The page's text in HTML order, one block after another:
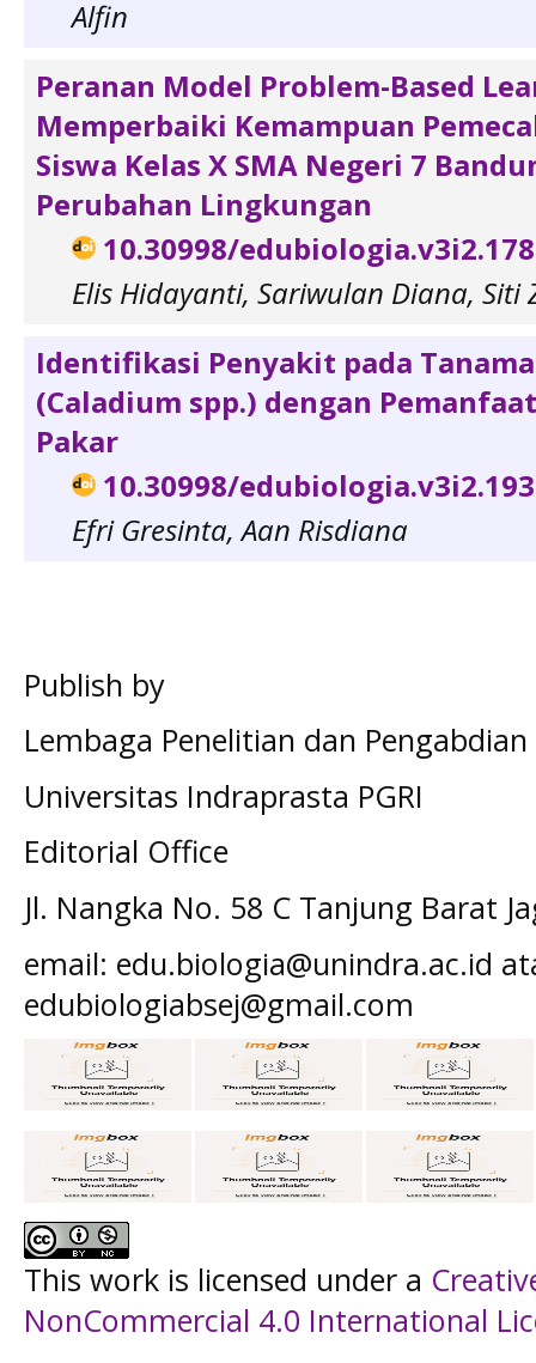
Alfin
Peranan Model Problem-Based
Memperbaiki Kemampuan
Siswa Kelas X SMA Negeri 7
Perubahan Lingkungan
10.30998/
Elis Hidayanti, Sariwulan Diana,
Identifikasi Penyakit pada
(Caladium spp.) dengan
Pakar
10.30998/
Efri Gresinta, Aan Risdiana
Publish by
Lembaga Penelitian dan
Universitas Indraprasta PGRI
Editorial Office
Jl. Nangka No. 58 C Tanjung Barat
email: edu.biologia@unindra.ac.id
edubiologiabsej@gmail.com
This work is licensed under a
NonCommercial 4.0 International